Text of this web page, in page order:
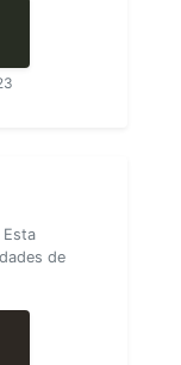
Esta
de